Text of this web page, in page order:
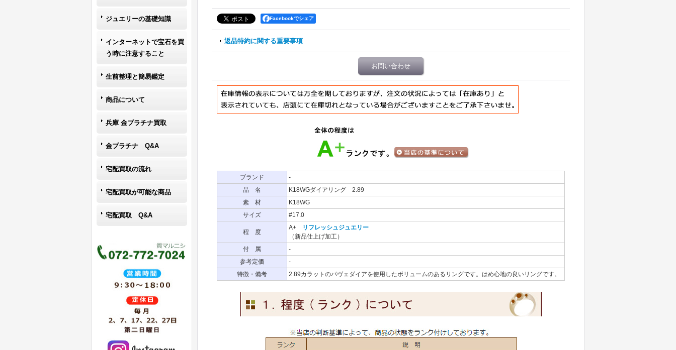
ジュエリーの基礎知識
インターネットで宝石を買
う時に注意すること
生前整理と簡易鑑定
商品について
兵庫 金プラチナ買取
金プラチナ Q&A
宅配買取の流れ
宅配買取が可能な商品
宅配買取 Q&A
Facebookでシェア
返品特約に関する重要事項
お問い合わせ
ブランド
-
品 名
K18WGダイアリング 2.89
素 材
K18WG
サイズ
#17.0
程 度
A+
リフレッシュジュエリー
（新品仕上げ加工）
付 属
-
参考定価
-
特徴・備考
2.89カラットのパヴェダイアを使用したボリュームのあるリングです。はめ心地の良いリングです。